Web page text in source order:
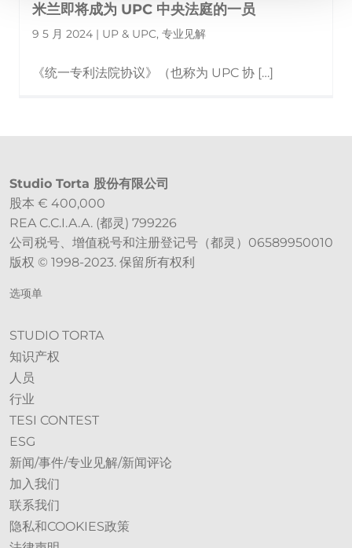
米兰即将成为 UPC 中央法庭的一员
9 5 月 2024 | UP & UPC, 专业见解
《统一专利法院协议》（也称为 UPC 协 […]
Studio Torta 股份有限公司
股本 € 400,000
REA C.C.I.A.A. (都灵) 799226
公司税号、增值税号和注册登记号（都灵）06589950010
版权 © 1998-2023. 保留所有权利
选项单
STUDIO TORTA
知识产权
人员
行业
TESI CONTEST
ESG
新闻/事件/专业见解/新闻评论
加入我们
联系我们
隐私和COOKIES政策